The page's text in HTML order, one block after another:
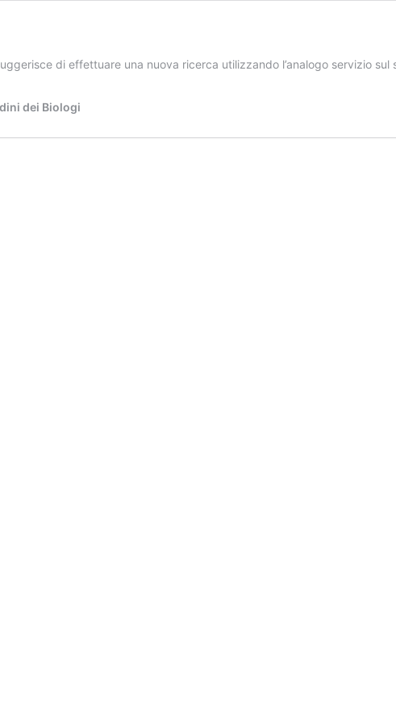
di effettuare una nuova ricerca utilizzando l’analogo servizio sul
dei Biologi